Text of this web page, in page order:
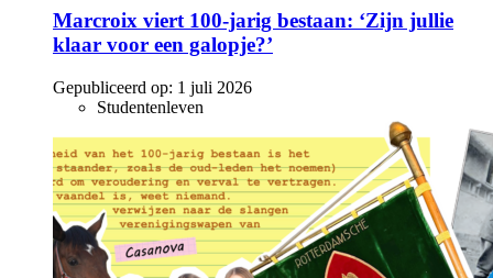
Marcroix viert 100-jarig bestaan: ‘Zijn jullie
klaar voor een galopje?’
Gepubliceerd op: 1 juli 2026
Studentenleven